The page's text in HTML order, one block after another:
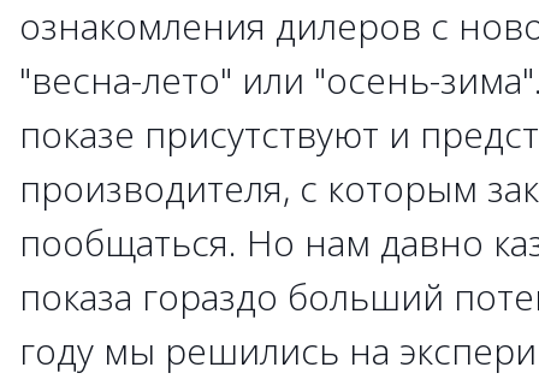
ознакомления дилеров с
"весна-лето" или "осень-
показе присутствуют и
производителя, с которым
пообщаться. Но нам давно
показа гораздо больший
году мы решились на